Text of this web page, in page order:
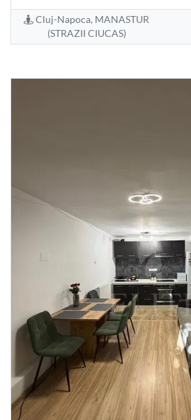
Cluj-Napoca, MANASTUR
(STRAZII CIUCAS)